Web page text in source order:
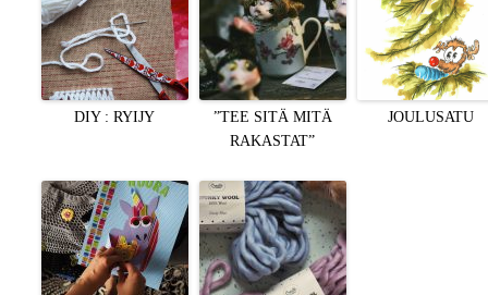
DIY : RYIJY
”TEE SITÄ MITÄ
RAKASTAT”
JOULUSATU